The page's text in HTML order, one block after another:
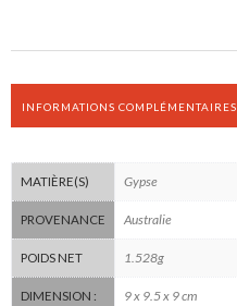
INFORMATIONS COMPLÉMENTAIRES
MATIÈRE(S) Gypse
PROVENANCE Australie
POIDS NET 1.528g
DIMENSION : 9 x 9.5 x 9 cm